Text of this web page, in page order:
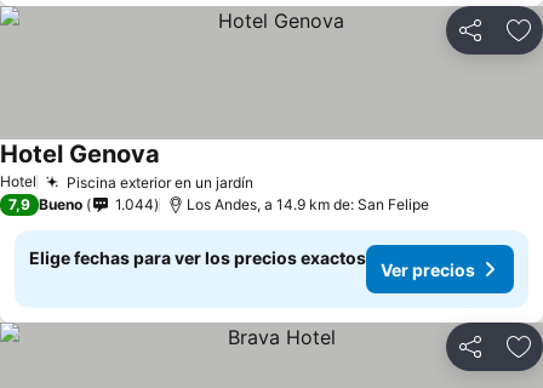
Compartir
Hotel Piscina exterior en un jardín
Hotel Genova
7,9 Bueno 1.044 Los Andes, a 14.9 km de: San Felipe
Elige fechas para ver los precios exactos
Ver precios
Compartir